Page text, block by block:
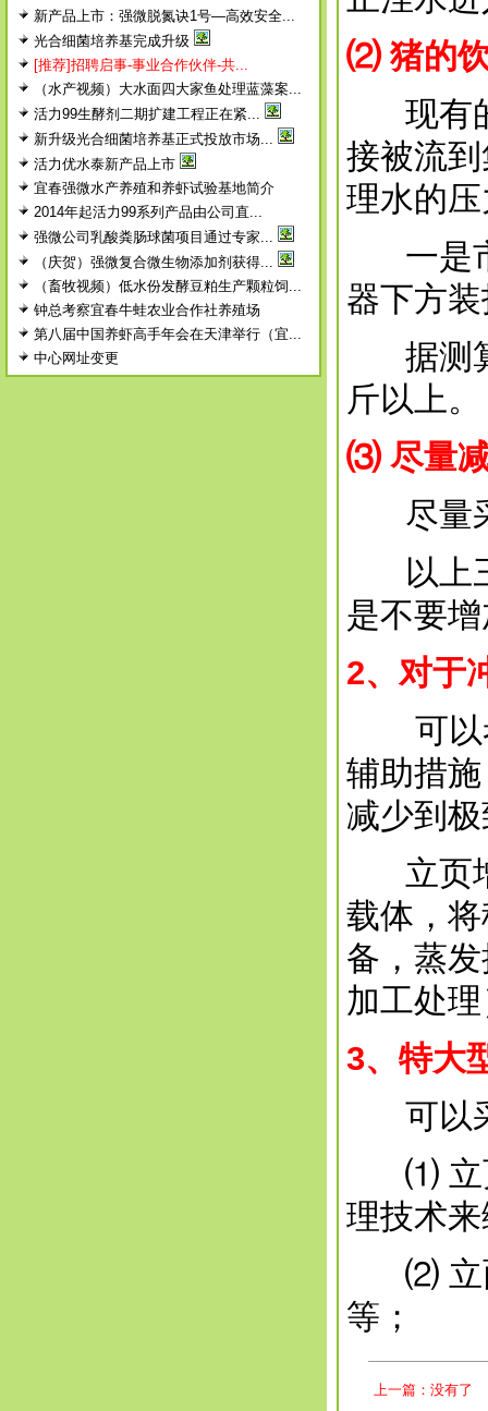
新产品上市：强微脱氮诀1号—高效安全...
光合细菌培养基完成升级
[推荐]招聘启事-事业合作伙伴-共...
（水产视频）大水面四大家鱼处理蓝藻案...
活力99生酵剂二期扩建工程正在紧...
新升级光合细菌培养基正式投放市场...
活力优水泰新产品上市
宜春强微水产养殖和养虾试验基地简介
2014年起活力99系列产品由公司直...
强微公司乳酸粪肠球菌项目通过专家...
（庆贺）强微复合微生物添加剂获得...
（畜牧视频）低水份发酵豆粕生产颗粒饲...
钟总考察宜春牛蛙农业合作社养殖场
第八届中国养虾高手年会在天津举行（宜...
中心网址变更
⑵ 猪的
现有的
接被流
理水的
一是市
器下方
据测算
斤以上。
⑶ 尽量
尽量采
以上三
是不要
2、对于
可以考
辅助措
减少到
立页增
载体，
备，蒸
加工处
3、特大
可以采
⑴ 立页
理技术
⑵ 立面
等；
上一篇：没有了